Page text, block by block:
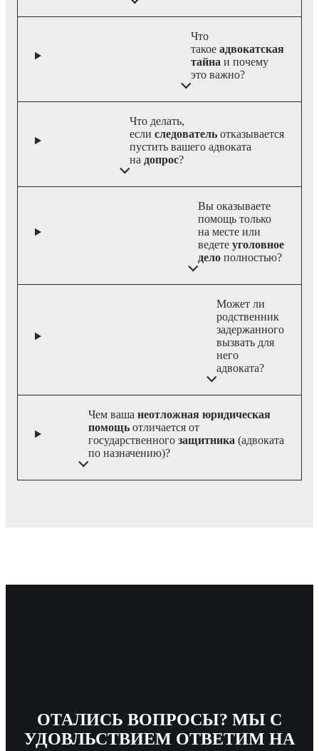
Что
такое адвокатская
тайна и почему
это важно?
Что делать,
если следователь отказывается
пустить вашего адвоката
на допрос?
Вы оказываете
помощь только
на месте или
ведете уголовное
дело полностью?
Может ли
родственник
задержанного
вызвать для
него
адвоката?
Чем ваша неотложная юридическая
помощь отличается от
государственного защитника (адвоката
по назначению)?
ОТАЛИСЬ ВОПРОСЫ? МЫ С
УДОВЛЬСТВИЕМ ОТВЕТИМ НА